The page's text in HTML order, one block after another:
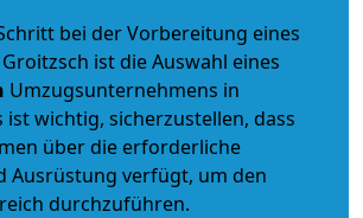
bei der Vorbereitung eines
ist die Auswahl eines
Umzugsunternehmens in
ist wichtig, sicherzustellen, dass
über die erforderliche
Ausrüstung verfügt, um den
durchzuführen.